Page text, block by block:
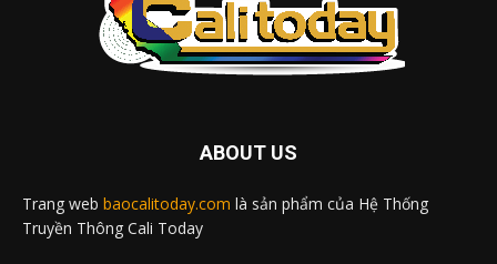
ABOUT US
Trang web baocalitoday.com là sản phẩm của Hệ Thống
Truyền Thông Cali Today